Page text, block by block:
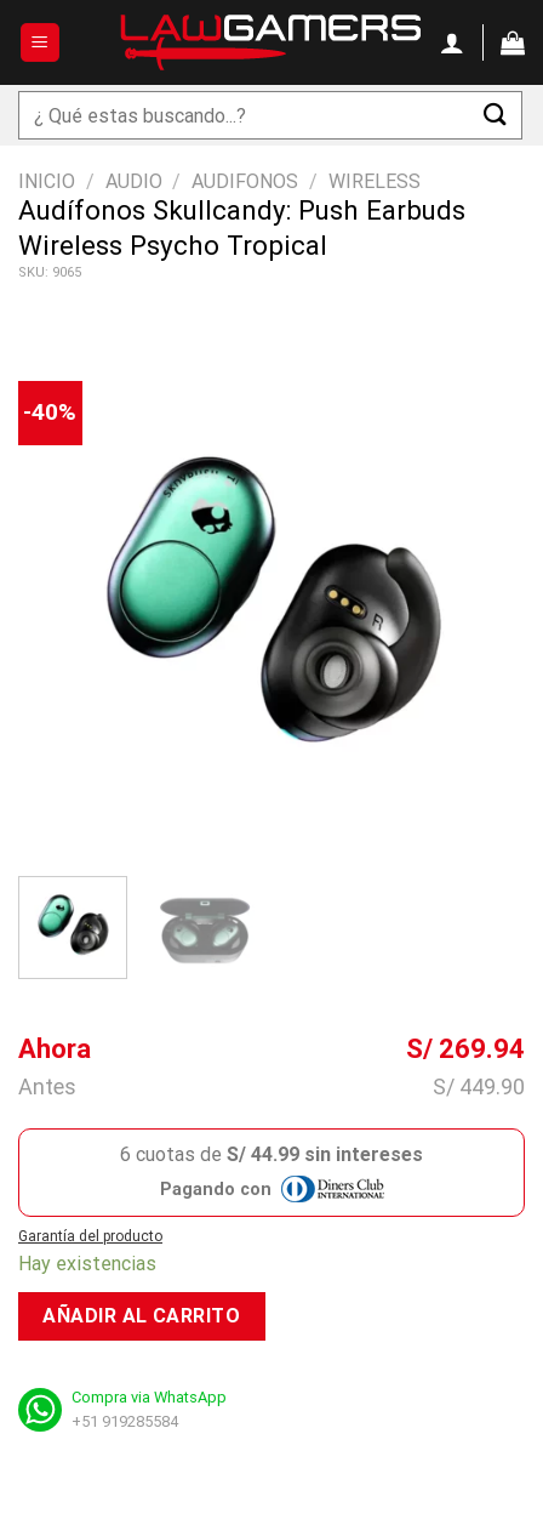
Buscar
por:
INICIO / AUDIO / AUDIFONOS / WIRELESS
Audífonos Skullcandy: Push Earbuds
Wireless Psycho Tropical
SKU: 9065
-40%
Ahora S/ 269.94
Antes S/ 449.90
6 cuotas de S/ 44.99 sin intereses
Pagando con
Garantía del producto
Hay existencias
AÑADIR AL CARRITO
Compra via WhatsApp
+51 919285584